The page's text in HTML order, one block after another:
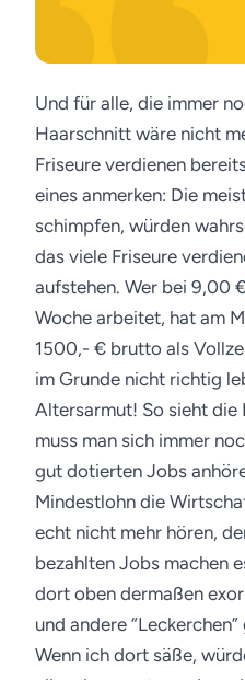
Und für alle, die immer
Haarschnitt wäre nicht
Friseure verdienen
eines anmerken: Die
schimpfen, würden
das viele Friseure
aufstehen. Wer bei 9,00
Woche arbeitet, hat am
1500,- € brutto als
im Grunde nicht richtig
Altersarmut! So sieht die
muss man sich immer
gut dotierten Jobs
Mindestlohn die
echt nicht mehr hören,
bezahlten Jobs machen
dort oben dermaßen
und andere
Wenn ich dort säße,